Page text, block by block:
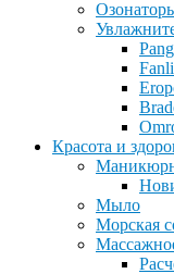
Красота и
Мыло
Морская